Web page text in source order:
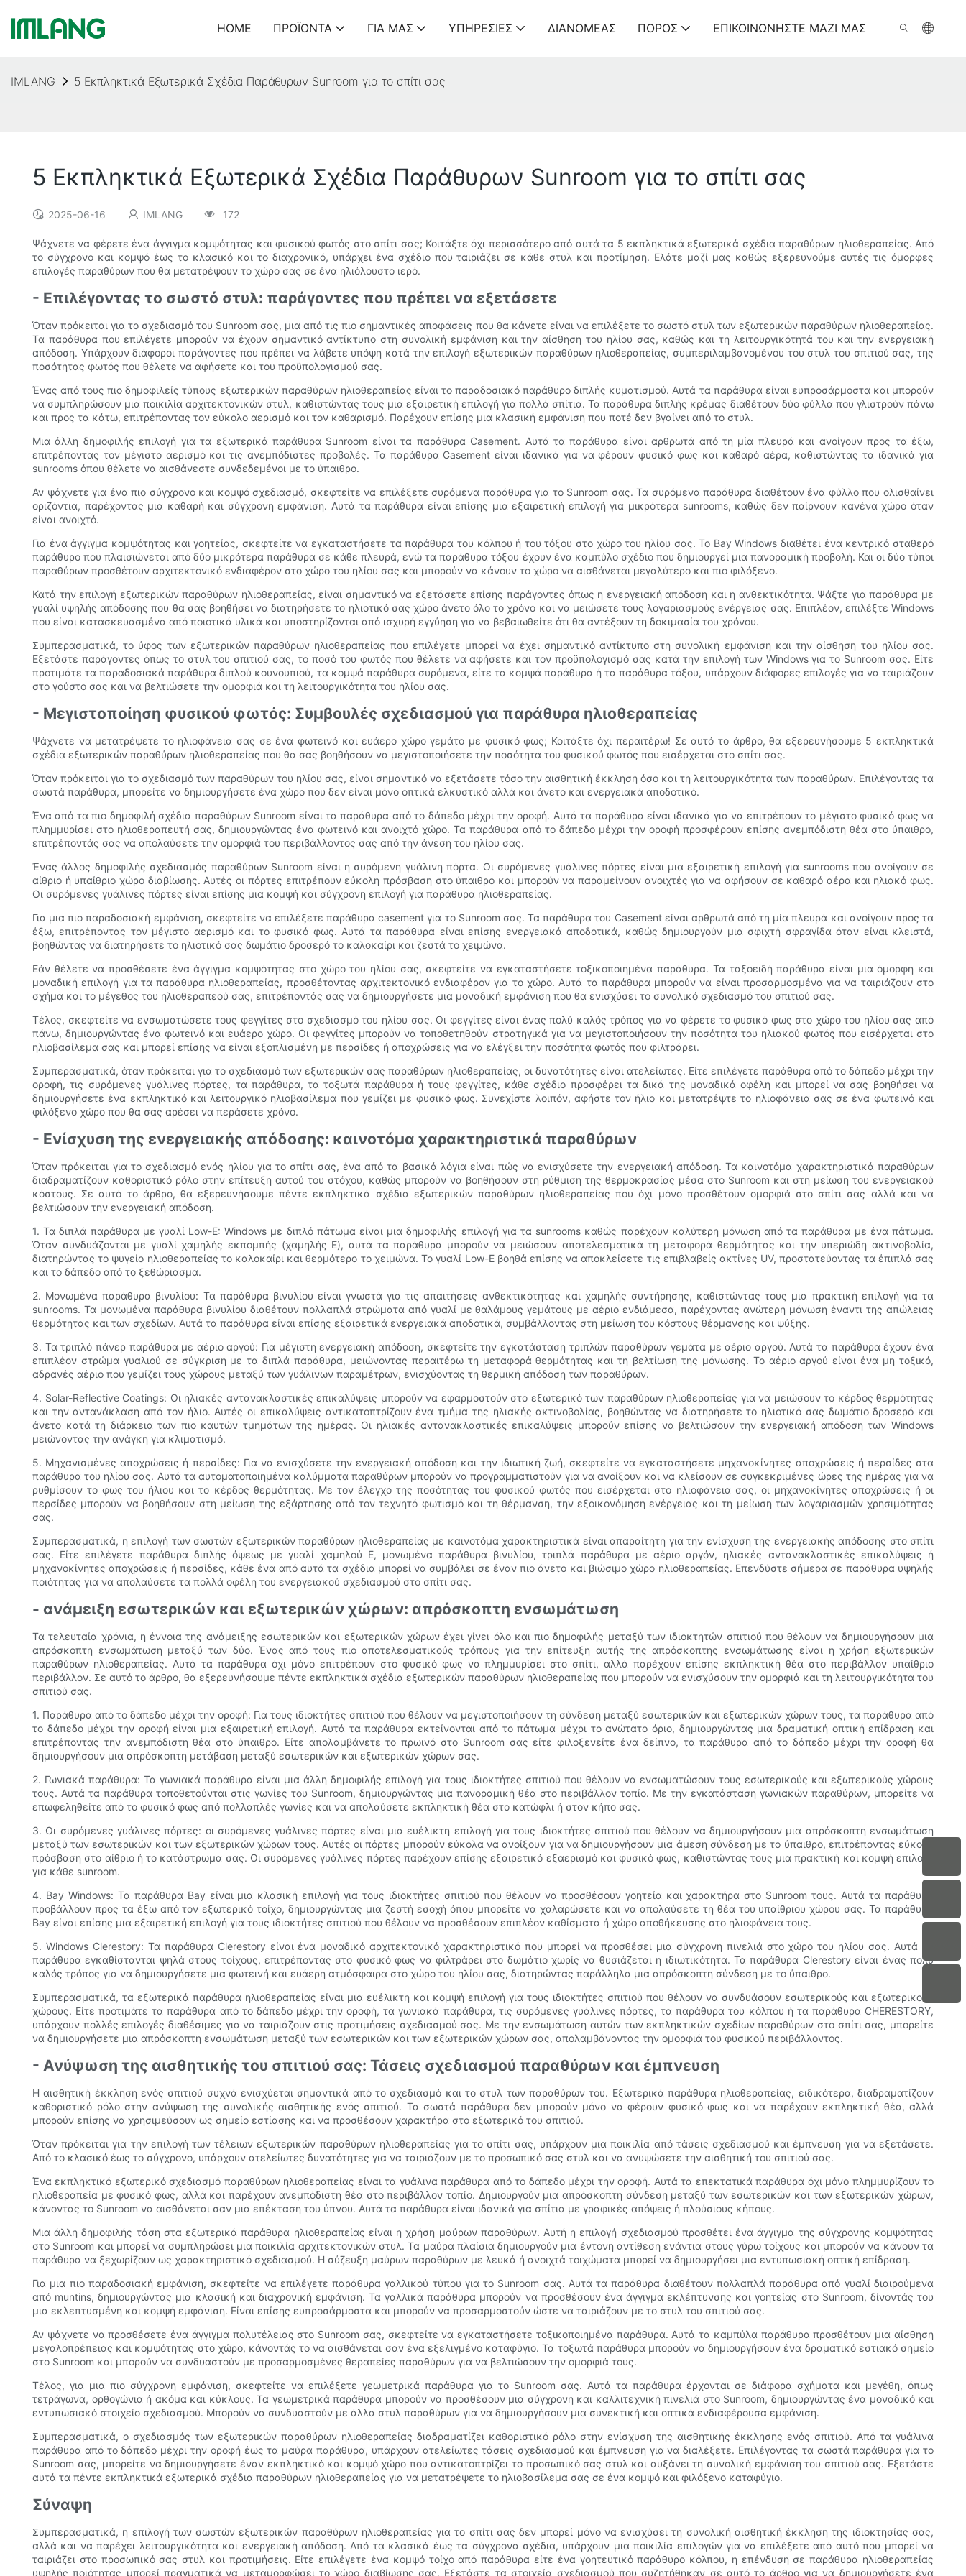
HOME ΠΡΟΪΌΝΤΑ ΓΙΑ ΜΑΣ ΥΠΗΡΕΣΊΕΣ ΔΙΑΝΟΜΈΑΣ ΠΌΡΟΣ ΕΠΙΚΟΙΝΩΝΉΣΤΕ ΜΑΖΊ ΜΑΣ
IMLANG 5 Εκπληκτικά Εξωτερικά Σχέδια Παράθυρων Sunroom για το σπίτι σας
5 Εκπληκτικά Εξωτερικά Σχέδια Παράθυρων Sunroom για το σπίτι σας
2025-06-16 IMLANG 172
Ψάχνετε να φέρετε ένα άγγιγμα κομψότητας και φυσικού φωτός στο σπίτι σας; Κοιτάξτε όχι περισσότερο από αυτά τα 5 εκπληκτικά εξωτερικά σχέδια παραθύρων ηλιοθεραπείας. Από
το σύγχρονο και κομψό έως το κλασικό και το διαχρονικό, υπάρχει ένα σχέδιο που ταιριάζει σε κάθε στυλ και προτίμηση. Ελάτε μαζί μας καθώς εξερευνούμε αυτές τις όμορφες
επιλογές παραθύρων που θα μετατρέψουν το χώρο σας σε ένα ηλιόλουστο ιερό.
- Επιλέγοντας το σωστό στυλ: παράγοντες που πρέπει να εξετάσετε
Όταν πρόκειται για το σχεδιασμό του Sunroom σας, μια από τις πιο σημαντικές αποφάσεις που θα κάνετε είναι να επιλέξετε το σωστό στυλ των εξωτερικών παραθύρων ηλιοθεραπείας.
Τα παράθυρα που επιλέγετε μπορούν να έχουν σημαντικό αντίκτυπο στη συνολική εμφάνιση και την αίσθηση του ηλίου σας, καθώς και τη λειτουργικότητά του και την ενεργειακή
απόδοση. Υπάρχουν διάφοροι παράγοντες που πρέπει να λάβετε υπόψη κατά την επιλογή εξωτερικών παραθύρων ηλιοθεραπείας, συμπεριλαμβανομένου του στυλ του σπιτιού σας, της
ποσότητας φωτός που θέλετε να αφήσετε και του προϋπολογισμού σας.
Ένας από τους πιο δημοφιλείς τύπους εξωτερικών παραθύρων ηλιοθεραπείας είναι το παραδοσιακό παράθυρο διπλής κυματισμού. Αυτά τα παράθυρα είναι ευπροσάρμοστα και μπορούν
να συμπληρώσουν μια ποικιλία αρχιτεκτονικών στυλ, καθιστώντας τους μια εξαιρετική επιλογή για πολλά σπίτια. Τα παράθυρα διπλής κρέμας διαθέτουν δύο φύλλα που γλιστρούν πάνω
και προς τα κάτω, επιτρέποντας τον εύκολο αερισμό και τον καθαρισμό. Παρέχουν επίσης μια κλασική εμφάνιση που ποτέ δεν βγαίνει από το στυλ.
Μια άλλη δημοφιλής επιλογή για τα εξωτερικά παράθυρα Sunroom είναι τα παράθυρα Casement. Αυτά τα παράθυρα είναι αρθρωτά από τη μία πλευρά και ανοίγουν προς τα έξω,
επιτρέποντας τον μέγιστο αερισμό και τις ανεμπόδιστες προβολές. Τα παράθυρα Casement είναι ιδανικά για να φέρουν φυσικό φως και καθαρό αέρα, καθιστώντας τα ιδανικά για
sunrooms όπου θέλετε να αισθάνεστε συνδεδεμένοι με το ύπαιθρο.
Αν ψάχνετε για ένα πιο σύγχρονο και κομψό σχεδιασμό, σκεφτείτε να επιλέξετε συρόμενα παράθυρα για το Sunroom σας. Τα συρόμενα παράθυρα διαθέτουν ένα φύλλο που ολισθαίνει
οριζόντια, παρέχοντας μια καθαρή και σύγχρονη εμφάνιση. Αυτά τα παράθυρα είναι επίσης μια εξαιρετική επιλογή για μικρότερα sunrooms, καθώς δεν παίρνουν κανένα χώρο όταν
είναι ανοιχτό.
Για ένα άγγιγμα κομψότητας και γοητείας, σκεφτείτε να εγκαταστήσετε τα παράθυρα του κόλπου ή του τόξου στο χώρο του ηλίου σας. Το Bay Windows διαθέτει ένα κεντρικό σταθερό
παράθυρο που πλαισιώνεται από δύο μικρότερα παράθυρα σε κάθε πλευρά, ενώ τα παράθυρα τόξου έχουν ένα καμπύλο σχέδιο που δημιουργεί μια πανοραμική προβολή. Και οι δύο τύποι
παραθύρων προσθέτουν αρχιτεκτονικό ενδιαφέρον στο χώρο του ηλίου σας και μπορούν να κάνουν το χώρο να αισθάνεται μεγαλύτερο και πιο φιλόξενο.
Κατά την επιλογή εξωτερικών παραθύρων ηλιοθεραπείας, είναι σημαντικό να εξετάσετε επίσης παράγοντες όπως η ενεργειακή απόδοση και η ανθεκτικότητα. Ψάξτε για παράθυρα με
γυαλί υψηλής απόδοσης που θα σας βοηθήσει να διατηρήσετε το ηλιοτικό σας χώρο άνετο όλο το χρόνο και να μειώσετε τους λογαριασμούς ενέργειας σας. Επιπλέον, επιλέξτε Windows
που είναι κατασκευασμένα από ποιοτικά υλικά και υποστηρίζονται από ισχυρή εγγύηση για να βεβαιωθείτε ότι θα αντέξουν τη δοκιμασία του χρόνου.
Συμπερασματικά, το ύφος των εξωτερικών παραθύρων ηλιοθεραπείας που επιλέγετε μπορεί να έχει σημαντικό αντίκτυπο στη συνολική εμφάνιση και την αίσθηση του ηλίου σας.
Εξετάστε παράγοντες όπως το στυλ του σπιτιού σας, το ποσό του φωτός που θέλετε να αφήσετε και τον προϋπολογισμό σας κατά την επιλογή των Windows για το Sunroom σας. Είτε
προτιμάτε τα παραδοσιακά παράθυρα διπλού κουνουπιού, τα κομψά παράθυρα συρόμενα, είτε τα κομψά παράθυρα ή τα παράθυρα τόξου, υπάρχουν διάφορες επιλογές για να ταιριάζουν
στο γούστο σας και να βελτιώσετε την ομορφιά και τη λειτουργικότητα του ηλίου σας.
- Μεγιστοποίηση φυσικού φωτός: Συμβουλές σχεδιασμού για παράθυρα ηλιοθεραπείας
Ψάχνετε να μετατρέψετε το ηλιοφάνεια σας σε ένα φωτεινό και ευάερο χώρο γεμάτο με φυσικό φως; Κοιτάξτε όχι περαιτέρω! Σε αυτό το άρθρο, θα εξερευνήσουμε 5 εκπληκτικά
σχέδια εξωτερικών παραθύρων ηλιοθεραπείας που θα σας βοηθήσουν να μεγιστοποιήσετε την ποσότητα του φυσικού φωτός που εισέρχεται στο σπίτι σας.
Όταν πρόκειται για το σχεδιασμό των παραθύρων του ηλίου σας, είναι σημαντικό να εξετάσετε τόσο την αισθητική έκκληση όσο και τη λειτουργικότητα των παραθύρων. Επιλέγοντας τα
σωστά παράθυρα, μπορείτε να δημιουργήσετε ένα χώρο που δεν είναι μόνο οπτικά ελκυστικό αλλά και άνετο και ενεργειακά αποδοτικό.
Ένα από τα πιο δημοφιλή σχέδια παραθύρων Sunroom είναι τα παράθυρα από το δάπεδο μέχρι την οροφή. Αυτά τα παράθυρα είναι ιδανικά για να επιτρέπουν το μέγιστο φυσικό φως να
πλημμυρίσει στο ηλιοθεραπευτή σας, δημιουργώντας ένα φωτεινό και ανοιχτό χώρο. Τα παράθυρα από το δάπεδο μέχρι την οροφή προσφέρουν επίσης ανεμπόδιστη θέα στο ύπαιθρο,
επιτρέποντάς σας να απολαύσετε την ομορφιά του περιβάλλοντος σας από την άνεση του ηλίου σας.
Ένας άλλος δημοφιλής σχεδιασμός παραθύρων Sunroom είναι η συρόμενη γυάλινη πόρτα. Οι συρόμενες γυάλινες πόρτες είναι μια εξαιρετική επιλογή για sunrooms που ανοίγουν σε
αίθριο ή υπαίθριο χώρο διαβίωσης. Αυτές οι πόρτες επιτρέπουν εύκολη πρόσβαση στο ύπαιθρο και μπορούν να παραμείνουν ανοιχτές για να αφήσουν σε καθαρό αέρα και ηλιακό φως.
Οι συρόμενες γυάλινες πόρτες είναι επίσης μια κομψή και σύγχρονη επιλογή για παράθυρα ηλιοθεραπείας.
Για μια πιο παραδοσιακή εμφάνιση, σκεφτείτε να επιλέξετε παράθυρα casement για το Sunroom σας. Τα παράθυρα του Casement είναι αρθρωτά από τη μία πλευρά και ανοίγουν προς τα
έξω, επιτρέποντας τον μέγιστο αερισμό και το φυσικό φως. Αυτά τα παράθυρα είναι επίσης ενεργειακά αποδοτικά, καθώς δημιουργούν μια σφιχτή σφραγίδα όταν είναι κλειστά,
βοηθώντας να διατηρήσετε το ηλιοτικό σας δωμάτιο δροσερό το καλοκαίρι και ζεστά το χειμώνα.
Εάν θέλετε να προσθέσετε ένα άγγιγμα κομψότητας στο χώρο του ηλίου σας, σκεφτείτε να εγκαταστήσετε τοξικοποιημένα παράθυρα. Τα ταξοειδή παράθυρα είναι μια όμορφη και
μοναδική επιλογή για τα παράθυρα ηλιοθεραπείας, προσθέτοντας αρχιτεκτονικό ενδιαφέρον για το χώρο. Αυτά τα παράθυρα μπορούν να είναι προσαρμοσμένα για να ταιριάζουν στο
σχήμα και το μέγεθος του ηλιοθεραπεού σας, επιτρέποντάς σας να δημιουργήσετε μια μοναδική εμφάνιση που θα ενισχύσει το συνολικό σχεδιασμό του σπιτιού σας.
Τέλος, σκεφτείτε να ενσωματώσετε τους φεγγίτες στο σχεδιασμό του ηλίου σας. Οι φεγγίτες είναι ένας πολύ καλός τρόπος για να φέρετε το φυσικό φως στο χώρο του ηλίου σας από
πάνω, δημιουργώντας ένα φωτεινό και ευάερο χώρο. Οι φεγγίτες μπορούν να τοποθετηθούν στρατηγικά για να μεγιστοποιήσουν την ποσότητα του ηλιακού φωτός που εισέρχεται στο
ηλιοβασίλεμα σας και μπορεί επίσης να είναι εξοπλισμένη με περσίδες ή αποχρώσεις για να ελέγξει την ποσότητα φωτός που φιλτράρει.
Συμπερασματικά, όταν πρόκειται για το σχεδιασμό των εξωτερικών σας παραθύρων ηλιοθεραπείας, οι δυνατότητες είναι ατελείωτες. Είτε επιλέγετε παράθυρα από το δάπεδο μέχρι την
οροφή, τις συρόμενες γυάλινες πόρτες, τα παράθυρα, τα τοξωτά παράθυρα ή τους φεγγίτες, κάθε σχέδιο προσφέρει τα δικά της μοναδικά οφέλη και μπορεί να σας βοηθήσει να
δημιουργήσετε ένα εκπληκτικό και λειτουργικό ηλιοβασίλεμα που γεμίζει με φυσικό φως. Συνεχίστε λοιπόν, αφήστε τον ήλιο και μετατρέψτε το ηλιοφάνεια σας σε ένα φωτεινό και
φιλόξενο χώρο που θα σας αρέσει να περάσετε χρόνο.
- Ενίσχυση της ενεργειακής απόδοσης: καινοτόμα χαρακτηριστικά παραθύρων
Όταν πρόκειται για το σχεδιασμό ενός ηλίου για το σπίτι σας, ένα από τα βασικά λόγια είναι πώς να ενισχύσετε την ενεργειακή απόδοση. Τα καινοτόμα χαρακτηριστικά παραθύρων
διαδραματίζουν καθοριστικό ρόλο στην επίτευξη αυτού του στόχου, καθώς μπορούν να βοηθήσουν στη ρύθμιση της θερμοκρασίας μέσα στο Sunroom και στη μείωση του ενεργειακού
κόστους. Σε αυτό το άρθρο, θα εξερευνήσουμε πέντε εκπληκτικά σχέδια εξωτερικών παραθύρων ηλιοθεραπείας που όχι μόνο προσθέτουν ομορφιά στο σπίτι σας αλλά και να
βελτιώσουν την ενεργειακή απόδοση.
1. Τα διπλά παράθυρα με γυαλί Low-E: Windows με διπλό πάτωμα είναι μια δημοφιλής επιλογή για τα sunrooms καθώς παρέχουν καλύτερη μόνωση από τα παράθυρα με ένα πάτωμα.
Όταν συνδυάζονται με γυαλί χαμηλής εκπομπής (χαμηλής E), αυτά τα παράθυρα μπορούν να μειώσουν αποτελεσματικά τη μεταφορά θερμότητας και την υπεριώδη ακτινοβολία,
διατηρώντας το ψυγείο ηλιοθεραπείας το καλοκαίρι και θερμότερο το χειμώνα. Το γυαλί Low-E βοηθά επίσης να αποκλείσετε τις επιβλαβείς ακτίνες UV, προστατεύοντας τα έπιπλά σας
και το δάπεδο από το ξεθώριασμα.
2. Μονωμένα παράθυρα βινυλίου: Τα παράθυρα βινυλίου είναι γνωστά για τις απαιτήσεις ανθεκτικότητας και χαμηλής συντήρησης, καθιστώντας τους μια πρακτική επιλογή για τα
sunrooms. Τα μονωμένα παράθυρα βινυλίου διαθέτουν πολλαπλά στρώματα από γυαλί με θαλάμους γεμάτους με αέριο ενδιάμεσα, παρέχοντας ανώτερη μόνωση έναντι της απώλειας
θερμότητας και των σχεδίων. Αυτά τα παράθυρα είναι επίσης εξαιρετικά ενεργειακά αποδοτικά, συμβάλλοντας στη μείωση του κόστους θέρμανσης και ψύξης.
3. Τα τριπλό πάνερ παράθυρα με αέριο αργού: Για μέγιστη ενεργειακή απόδοση, σκεφτείτε την εγκατάσταση τριπλών παραθύρων γεμάτα με αέριο αργού. Αυτά τα παράθυρα έχουν ένα
επιπλέον στρώμα γυαλιού σε σύγκριση με τα διπλά παράθυρα, μειώνοντας περαιτέρω τη μεταφορά θερμότητας και τη βελτίωση της μόνωσης. Το αέριο αργού είναι ένα μη τοξικό,
αδρανές αέριο που γεμίζει τους χώρους μεταξύ των γυάλινων παραμέτρων, ενισχύοντας τη θερμική απόδοση των παραθύρων.
4. Solar-Reflective Coatings: Οι ηλιακές αντανακλαστικές επικαλύψεις μπορούν να εφαρμοστούν στο εξωτερικό των παραθύρων ηλιοθεραπείας για να μειώσουν το κέρδος θερμότητας
και την αντανάκλαση από τον ήλιο. Αυτές οι επικαλύψεις αντικατοπτρίζουν ένα τμήμα της ηλιακής ακτινοβολίας, βοηθώντας να διατηρήσετε το ηλιοτικό σας δωμάτιο δροσερό και
άνετο κατά τη διάρκεια των πιο καυτών τμημάτων της ημέρας. Οι ηλιακές αντανακλαστικές επικαλύψεις μπορούν επίσης να βελτιώσουν την ενεργειακή απόδοση των Windows
μειώνοντας την ανάγκη για κλιματισμό.
5. Μηχανισμένες αποχρώσεις ή περσίδες: Για να ενισχύσετε την ενεργειακή απόδοση και την ιδιωτική ζωή, σκεφτείτε να εγκαταστήσετε μηχανοκίνητες αποχρώσεις ή περσίδες στα
παράθυρα του ηλίου σας. Αυτά τα αυτοματοποιημένα καλύμματα παραθύρων μπορούν να προγραμματιστούν για να ανοίξουν και να κλείσουν σε συγκεκριμένες ώρες της ημέρας για να
ρυθμίσουν το φως του ήλιου και το κέρδος θερμότητας. Με τον έλεγχο της ποσότητας του φυσικού φωτός που εισέρχεται στο ηλιοφάνεια σας, οι μηχανοκίνητες αποχρώσεις ή οι
περσίδες μπορούν να βοηθήσουν στη μείωση της εξάρτησης από τον τεχνητό φωτισμό και τη θέρμανση, την εξοικονόμηση ενέργειας και τη μείωση των λογαριασμών χρησιμότητας
σας.
Συμπερασματικά, η επιλογή των σωστών εξωτερικών παραθύρων ηλιοθεραπείας με καινοτόμα χαρακτηριστικά είναι απαραίτητη για την ενίσχυση της ενεργειακής απόδοσης στο σπίτι
σας. Είτε επιλέγετε παράθυρα διπλής όψεως με γυαλί χαμηλού E, μονωμένα παράθυρα βινυλίου, τριπλά παράθυρα με αέριο αργόν, ηλιακές αντανακλαστικές επικαλύψεις ή
μηχανοκίνητες αποχρώσεις ή περσίδες, κάθε ένα από αυτά τα σχέδια μπορεί να συμβάλει σε έναν πιο άνετο και βιώσιμο χώρο ηλιοθεραπείας. Επενδύστε σήμερα σε παράθυρα υψηλής
ποιότητας για να απολαύσετε τα πολλά οφέλη του ενεργειακού σχεδιασμού στο σπίτι σας.
- ανάμειξη εσωτερικών και εξωτερικών χώρων: απρόσκοπτη ενσωμάτωση
Τα τελευταία χρόνια, η έννοια της ανάμειξης εσωτερικών και εξωτερικών χώρων έχει γίνει όλο και πιο δημοφιλής μεταξύ των ιδιοκτητών σπιτιού που θέλουν να δημιουργήσουν μια
απρόσκοπτη ενσωμάτωση μεταξύ των δύο. Ένας από τους πιο αποτελεσματικούς τρόπους για την επίτευξη αυτής της απρόσκοπτης ενσωμάτωσης είναι η χρήση εξωτερικών
παραθύρων ηλιοθεραπείας. Αυτά τα παράθυρα όχι μόνο επιτρέπουν στο φυσικό φως να πλημμυρίσει στο σπίτι, αλλά παρέχουν επίσης εκπληκτική θέα στο περιβάλλον υπαίθριο
περιβάλλον. Σε αυτό το άρθρο, θα εξερευνήσουμε πέντε εκπληκτικά σχέδια εξωτερικών παραθύρων ηλιοθεραπείας που μπορούν να ενισχύσουν την ομορφιά και τη λειτουργικότητα του
σπιτιού σας.
1. Παράθυρα από το δάπεδο μέχρι την οροφή: Για τους ιδιοκτήτες σπιτιού που θέλουν να μεγιστοποιήσουν τη σύνδεση μεταξύ εσωτερικών και εξωτερικών χώρων τους, τα παράθυρα από
το δάπεδο μέχρι την οροφή είναι μια εξαιρετική επιλογή. Αυτά τα παράθυρα εκτείνονται από το πάτωμα μέχρι το ανώτατο όριο, δημιουργώντας μια δραματική οπτική επίδραση και
επιτρέποντας την ανεμπόδιστη θέα στο ύπαιθρο. Είτε απολαμβάνετε το πρωινό στο Sunroom σας είτε φιλοξενείτε ένα δείπνο, τα παράθυρα από το δάπεδο μέχρι την οροφή θα
δημιουργήσουν μια απρόσκοπτη μετάβαση μεταξύ εσωτερικών και εξωτερικών χώρων σας.
2. Γωνιακά παράθυρα: Τα γωνιακά παράθυρα είναι μια άλλη δημοφιλής επιλογή για τους ιδιοκτήτες σπιτιού που θέλουν να ενσωματώσουν τους εσωτερικούς και εξωτερικούς χώρους
τους. Αυτά τα παράθυρα τοποθετούνται στις γωνίες του Sunroom, δημιουργώντας μια πανοραμική θέα στο περιβάλλον τοπίο. Με την εγκατάσταση γωνιακών παραθύρων, μπορείτε να
επωφεληθείτε από το φυσικό φως από πολλαπλές γωνίες και να απολαύσετε εκπληκτική θέα στο κατώφλι ή στον κήπο σας.
3. Οι συρόμενες γυάλινες πόρτες: οι συρόμενες γυάλινες πόρτες είναι μια ευέλικτη επιλογή για τους ιδιοκτήτες σπιτιού που θέλουν να δημιουργήσουν μια απρόσκοπτη ενσωμάτωση
μεταξύ των εσωτερικών και των εξωτερικών χώρων τους. Αυτές οι πόρτες μπορούν εύκολα να ανοίξουν για να δημιουργήσουν μια άμεση σύνδεση με το ύπαιθρο, επιτρέποντας εύκολη
πρόσβαση στο αίθριο ή το κατάστρωμα σας. Οι συρόμενες γυάλινες πόρτες παρέχουν επίσης εξαιρετικό εξαερισμό και φυσικό φως, καθιστώντας τους μια πρακτική και κομψή επιλογή
για κάθε sunroom.
4. Bay Windows: Τα παράθυρα Bay είναι μια κλασική επιλογή για τους ιδιοκτήτες σπιτιού που θέλουν να προσθέσουν γοητεία και χαρακτήρα στο Sunroom τους. Αυτά τα παράθυρα
προβάλλουν προς τα έξω από τον εξωτερικό τοίχο, δημιουργώντας μια ζεστή εσοχή όπου μπορείτε να χαλαρώσετε και να απολαύσετε τη θέα του υπαίθριου χώρου σας. Τα παράθυρα
Bay είναι επίσης μια εξαιρετική επιλογή για τους ιδιοκτήτες σπιτιού που θέλουν να προσθέσουν επιπλέον καθίσματα ή χώρο αποθήκευσης στο ηλιοφάνεια τους.
5. Windows Clerestory: Τα παράθυρα Clerestory είναι ένα μοναδικό αρχιτεκτονικό χαρακτηριστικό που μπορεί να προσθέσει μια σύγχρονη πινελιά στο χώρο του ηλίου σας. Αυτά τα
παράθυρα εγκαθίστανται ψηλά στους τοίχους, επιτρέποντας στο φυσικό φως να φιλτράρει στο δωμάτιο χωρίς να θυσιάζεται η ιδιωτικότητα. Τα παράθυρα Clerestory είναι ένας πολύ
καλός τρόπος για να δημιουργήσετε μια φωτεινή και ευάερη ατμόσφαιρα στο χώρο του ηλίου σας, διατηρώντας παράλληλα μια απρόσκοπτη σύνδεση με το ύπαιθρο.
Συμπερασματικά, τα εξωτερικά παράθυρα ηλιοθεραπείας είναι μια ευέλικτη και κομψή επιλογή για τους ιδιοκτήτες σπιτιού που θέλουν να συνδυάσουν εσωτερικούς και εξωτερικούς
χώρους. Είτε προτιμάτε τα παράθυρα από το δάπεδο μέχρι την οροφή, τα γωνιακά παράθυρα, τις συρόμενες γυάλινες πόρτες, τα παράθυρα του κόλπου ή τα παράθυρα CHERESTORY,
υπάρχουν πολλές επιλογές διαθέσιμες για να ταιριάζουν στις προτιμήσεις σχεδιασμού σας. Με την ενσωμάτωση αυτών των εκπληκτικών σχεδίων παραθύρων στο σπίτι σας, μπορείτε
να δημιουργήσετε μια απρόσκοπτη ενσωμάτωση μεταξύ των εσωτερικών και των εξωτερικών χώρων σας, απολαμβάνοντας την ομορφιά του φυσικού περιβάλλοντος.
- Ανύψωση της αισθητικής του σπιτιού σας: Τάσεις σχεδιασμού παραθύρων και έμπνευση
Η αισθητική έκκληση ενός σπιτιού συχνά ενισχύεται σημαντικά από το σχεδιασμό και το στυλ των παραθύρων του. Εξωτερικά παράθυρα ηλιοθεραπείας, ειδικότερα, διαδραματίζουν
καθοριστικό ρόλο στην ανύψωση της συνολικής αισθητικής ενός σπιτιού. Τα σωστά παράθυρα δεν μπορούν μόνο να φέρουν φυσικό φως και να παρέχουν εκπληκτική θέα, αλλά
μπορούν επίσης να χρησιμεύσουν ως σημείο εστίασης και να προσθέσουν χαρακτήρα στο εξωτερικό του σπιτιού.
Όταν πρόκειται για την επιλογή των τέλειων εξωτερικών παραθύρων ηλιοθεραπείας για το σπίτι σας, υπάρχουν μια ποικιλία από τάσεις σχεδιασμού και έμπνευση για να εξετάσετε.
Από το κλασικό έως το σύγχρονο, υπάρχουν ατελείωτες δυνατότητες για να ταιριάζουν με το προσωπικό σας στυλ και να ανυψώσετε την αισθητική του σπιτιού σας.
Ένα εκπληκτικό εξωτερικό σχεδιασμό παραθύρων ηλιοθεραπείας είναι τα γυάλινα παράθυρα από το δάπεδο μέχρι την οροφή. Αυτά τα επεκτατικά παράθυρα όχι μόνο πλημμυρίζουν το
ηλιοθεραπεία με φυσικό φως, αλλά και παρέχουν ανεμπόδιστη θέα στο περιβάλλον τοπίο. Δημιουργούν μια απρόσκοπτη σύνδεση μεταξύ των εσωτερικών και των εξωτερικών χώρων,
κάνοντας το Sunroom να αισθάνεται σαν μια επέκταση του ύπνου. Αυτά τα παράθυρα είναι ιδανικά για σπίτια με γραφικές απόψεις ή πλούσιους κήπους.
Μια άλλη δημοφιλής τάση στα εξωτερικά παράθυρα ηλιοθεραπείας είναι η χρήση μαύρων παραθύρων. Αυτή η επιλογή σχεδιασμού προσθέτει ένα άγγιγμα της σύγχρονης κομψότητας
στο Sunroom και μπορεί να συμπληρώσει μια ποικιλία αρχιτεκτονικών στυλ. Τα μαύρα πλαίσια δημιουργούν μια έντονη αντίθεση ενάντια στους γύρω τοίχους και μπορούν να κάνουν τα
παράθυρα να ξεχωρίζουν ως χαρακτηριστικό σχεδιασμού. Η σύζευξη μαύρων παραθύρων με λευκά ή ανοιχτά τοιχώματα μπορεί να δημιουργήσει μια εντυπωσιακή οπτική επίδραση.
Για μια πιο παραδοσιακή εμφάνιση, σκεφτείτε να επιλέγετε παράθυρα γαλλικού τύπου για το Sunroom σας. Αυτά τα παράθυρα διαθέτουν πολλαπλά παράθυρα από γυαλί διαιρούμενα
από muntins, δημιουργώντας μια κλασική και διαχρονική εμφάνιση. Τα γαλλικά παράθυρα μπορούν να προσθέσουν ένα άγγιγμα εκλέπτυνσης και γοητείας στο Sunroom, δίνοντάς του
μια εκλεπτυσμένη και κομψή εμφάνιση. Είναι επίσης ευπροσάρμοστα και μπορούν να προσαρμοστούν ώστε να ταιριάζουν με το στυλ του σπιτιού σας.
Αν ψάχνετε να προσθέσετε ένα άγγιγμα πολυτέλειας στο Sunroom σας, σκεφτείτε να εγκαταστήσετε τοξικοποιημένα παράθυρα. Αυτά τα καμπύλα παράθυρα προσθέτουν μια αίσθηση
μεγαλοπρέπειας και κομψότητας στο χώρο, κάνοντάς το να αισθάνεται σαν ένα εξελιγμένο καταφύγιο. Τα τοξωτά παράθυρα μπορούν να δημιουργήσουν ένα δραματικό εστιακό σημείο
στο Sunroom και μπορούν να συνδυαστούν με προσαρμοσμένες θεραπείες παραθύρων για να βελτιώσουν την ομορφιά τους.
Τέλος, για μια πιο σύγχρονη εμφάνιση, σκεφτείτε να επιλέξετε γεωμετρικά παράθυρα για το Sunroom σας. Αυτά τα παράθυρα έρχονται σε διάφορα σχήματα και μεγέθη, όπως
τετράγωνα, ορθογώνια ή ακόμα και κύκλους. Τα γεωμετρικά παράθυρα μπορούν να προσθέσουν μια σύγχρονη και καλλιτεχνική πινελιά στο Sunroom, δημιουργώντας ένα μοναδικό και
εντυπωσιακό στοιχείο σχεδιασμού. Μπορούν να συνδυαστούν με άλλα στυλ παραθύρων για να δημιουργήσουν μια συνεκτική και οπτικά ενδιαφέρουσα εμφάνιση.
Συμπερασματικά, ο σχεδιασμός των εξωτερικών παραθύρων ηλιοθεραπείας διαδραματίζει καθοριστικό ρόλο στην ενίσχυση της αισθητικής έκκλησης ενός σπιτιού. Από τα γυάλινα
παράθυρα από το δάπεδο μέχρι την οροφή έως τα μαύρα παράθυρα, υπάρχουν ατελείωτες τάσεις σχεδιασμού και έμπνευση για να διαλέξετε. Επιλέγοντας τα σωστά παράθυρα για το
Sunroom σας, μπορείτε να δημιουργήσετε έναν εκπληκτικό και κομψό χώρο που αντικατοπτρίζει το προσωπικό σας στυλ και αυξάνει τη συνολική εμφάνιση του σπιτιού σας. Εξετάστε
αυτά τα πέντε εκπληκτικά εξωτερικά σχέδια παραθύρων ηλιοθεραπείας για να μετατρέψετε το ηλιοβασίλεμα σας σε ένα κομψό και φιλόξενο καταφύγιο.
Σύναψη
Συμπερασματικά, η επιλογή των σωστών εξωτερικών παραθύρων ηλιοθεραπείας για το σπίτι σας δεν μπορεί μόνο να ενισχύσει τη συνολική αισθητική έκκληση της ιδιοκτησίας σας,
αλλά και να παρέχει λειτουργικότητα και ενεργειακή απόδοση. Από τα κλασικά έως τα σύγχρονα σχέδια, υπάρχουν μια ποικιλία επιλογών για να επιλέξετε από αυτό που μπορεί να
ταιριάζει στο προσωπικό σας στυλ και προτιμήσεις. Είτε επιλέγετε ένα κομψό τοίχο από παράθυρα είτε ένα γοητευτικό παράθυρο κόλπου, η επένδυση σε παράθυρα ηλιοθεραπείας
υψηλής ποιότητας μπορεί πραγματικά να μεταμορφώσει το χώρο διαβίωσης σας. Εξετάστε τα στοιχεία σχεδιασμού που συζητήθηκαν σε αυτό το άρθρο για να δημιουργήσετε ένα